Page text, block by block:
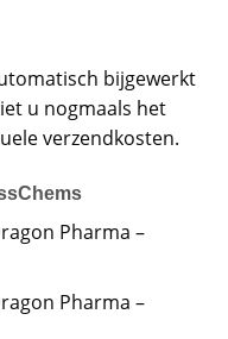
bijgewerkt
u nogmaals het
verzendkosten.
Pharma –
Pharma –